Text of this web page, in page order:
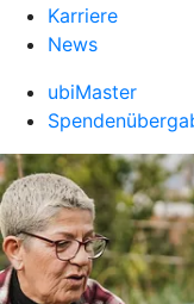
Karriere
News
ubiMaster